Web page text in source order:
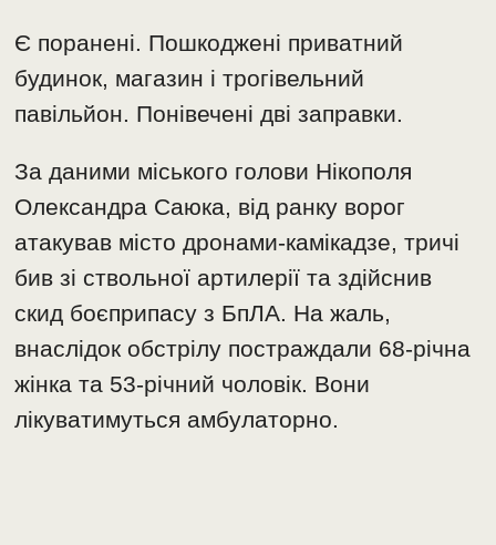
Є поранені. Пошкоджені приватний
будинок, магазин і трогівельний
павільйон. Понівечені дві заправки.
За даними міського голови Нікополя
Олександра Саюка, від ранку ворог
атакував місто дронами-камікадзе, тричі
бив зі ствольної артилерії та здійснив
скид боєприпасу з БпЛА. На жаль,
внаслідок обстрілу постраждали 68-річна
жінка та 53-річний чоловік. Вони
лікуватимуться амбулаторно.